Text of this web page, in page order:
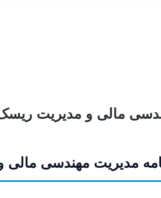
مالی و مدیریت
نامه مدیریت مهندسی